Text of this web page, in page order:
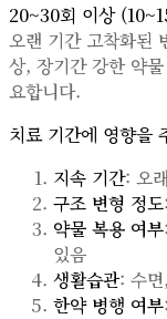
20~30회 이상
오랜 기간 고착화된
상, 장기간 강한 약
요합니다.
치료 기간에 영향을
지속 기간: 오
구조 변형 정도
약물 복용 여부
있음
생활습관: 수
한약 병행 여부